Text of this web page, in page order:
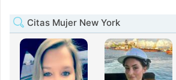
Citas Mujer New York